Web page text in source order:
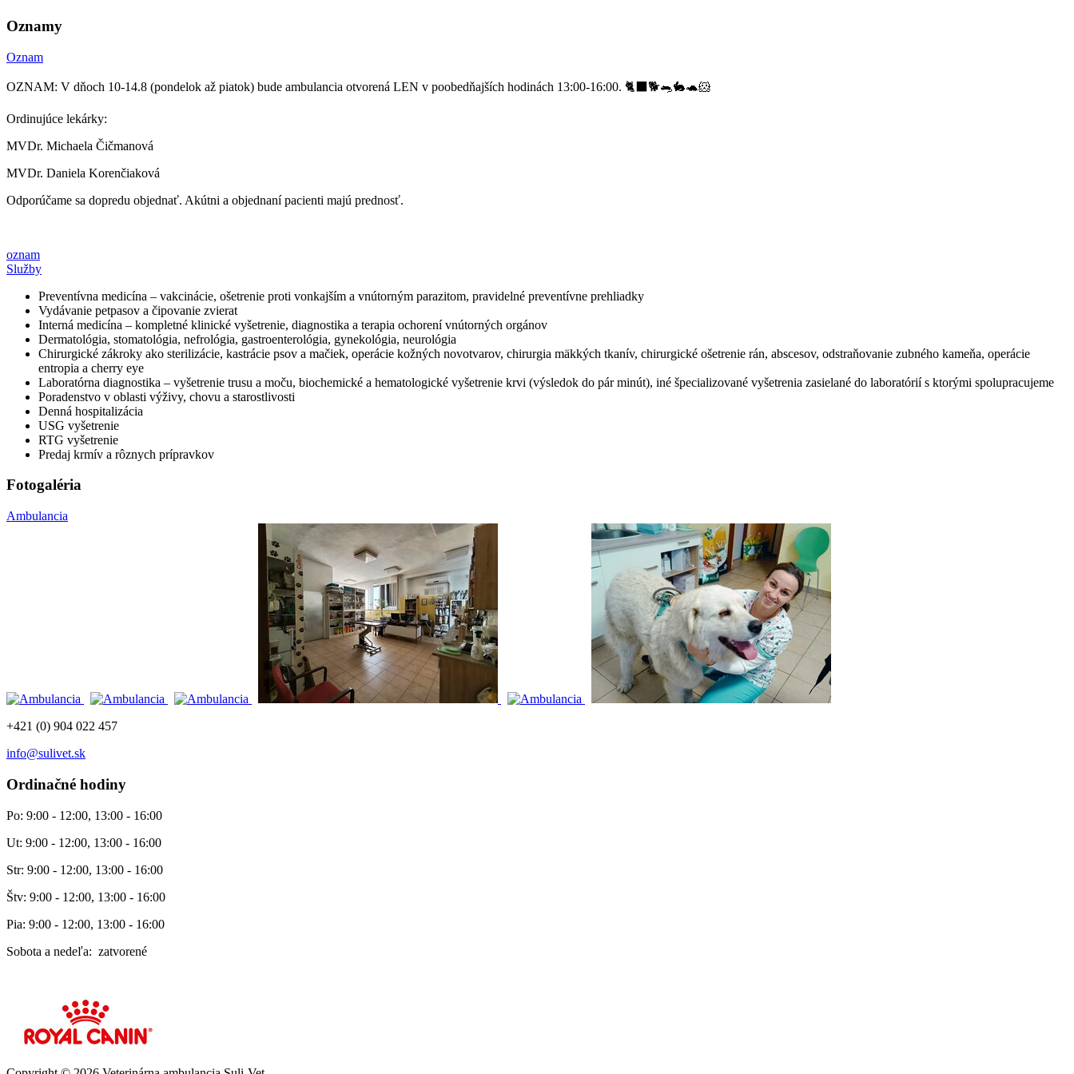
Oznamy
Oznam
OZNAM: V dňoch 10-14.8 (pondelok až piatok) bude ambulancia otvorená LEN v poobedňajších hodinách 13:00-16:00. 🐈‍⬛🐕🐀🐇🐢🐹
Ordinujúce lekárky:
MVDr. Michaela Čičmanová
MVDr. Daniela Korenčiaková
Odporúčame sa dopredu objednať. Akútni a objednaní pacienti majú prednosť.
oznam
Služby
Preventívna medicína – vakcinácie, ošetrenie proti vonkajším a vnútorným parazitom, pravidelné preventívne prehliadky
Vydávanie petpasov a čipovanie zvierat
Interná medicína – kompletné klinické vyšetrenie, diagnostika a terapia ochorení vnútorných orgánov
Dermatológia, stomatológia, nefrológia, gastroenterológia, gynekológia, neurológia
Chirurgické zákroky ako sterilizácie, kastrácie psov a mačiek, operácie kožných novotvarov, chirurgia mäkkých tkanív, chirurgické ošetrenie rán, abscesov, odstraňovanie zubného kameňa, operácie
entropia a cherry eye
Laboratórna diagnostika – vyšetrenie trusu a moču, biochemické a hematologické vyšetrenie krvi (výsledok do pár minút), iné špecializované vyšetrenia zasielané do laboratórií s ktorými spolupracujeme
Poradenstvo v oblasti výživy, chovu a starostlivosti
Denná hospitalizácia
USG vyšetrenie
RTG vyšetrenie
Predaj krmív a rôznych prípravkov
Fotogaléria
Ambulancia
+421 (0) 904 022 457
info@sulivet.sk
Ordinačné hodiny
Po: 9:00 - 12:00, 13:00 - 16:00
Ut: 9:00 - 12:00, 13:00 - 16:00
Str: 9:00 - 12:00, 13:00 - 16:00
Štv: 9:00 - 12:00, 13:00 - 16:00
Pia: 9:00 - 12:00, 13:00 - 16:00
Sobota a nedeľa: zatvorené